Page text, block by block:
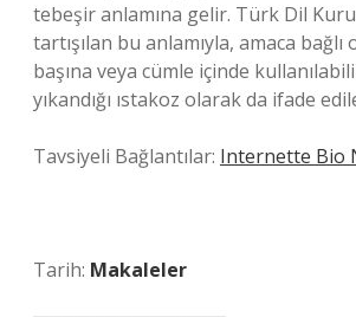
tebeşir anlamına gelir. Türk Dil
tartışılan bu anlamıyla, amaca
başına veya cümle içinde
yıkandığı ıstakoz olarak da ifade
Tavsiyeli Bağlantılar: Internette Bio
Tarih: Makaleler